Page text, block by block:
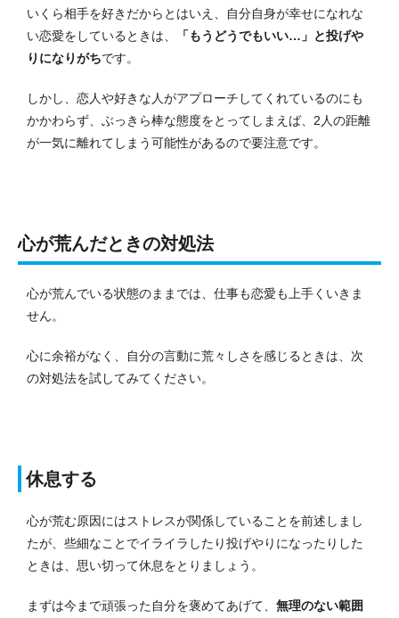
いくら相手を好きだからとはいえ、自分自身が幸せになれな
い恋愛をしているときは、
「もうどうでもいい…」と投げや
りになりがちです。
しかし、恋人や好きな人がアプローチしてくれているのにも
かかわらず、ぶっきら棒な態度をとってしまえば、2人の距離
が一気に離れてしまう可能性があるので要注意です。
心が荒んだときの対処法
心が荒んでいる状態のままでは、仕事も恋愛も上手くいきま
せん。
心に余裕がなく、自分の言動に荒々しさを感じるときは、次
の対処法を試してみてください。
休息する
心が荒む原因にはストレスが関係していることを前述しまし
たが、些細なことでイライラしたり投げやりになったりした
ときは、思い切って休息をとりましょう。
まずは今まで頑張った自分を褒めてあげて、 無理のない範囲